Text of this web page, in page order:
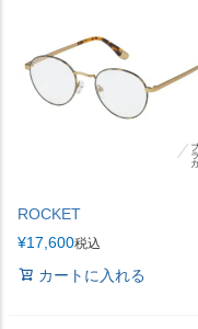
ROCKET
¥17,600税込
カートに入れる